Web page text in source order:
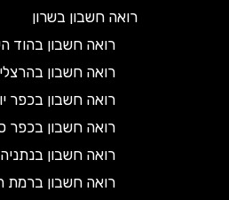
רואה חשבון בשרון
רואה חשבון בהוד השרון
רואה חשבון בהרצליה
רואה חשבון בכפר יונה
רואה חשבון בכפר סבא
רואה חשבון בנתניה
רואה חשבון ברמת השרון